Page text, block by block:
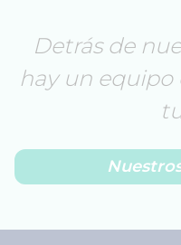
Detrás de
hay un